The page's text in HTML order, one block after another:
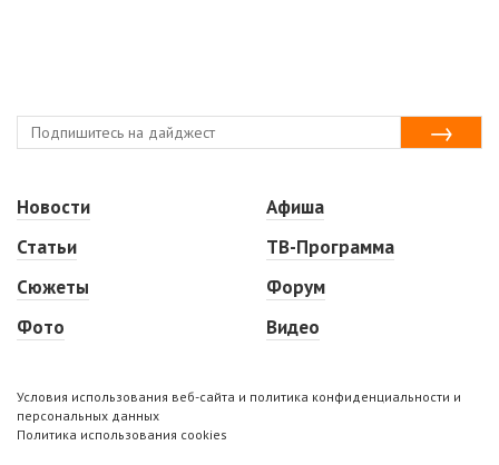
Новости
Статьи
Сюжеты
Фото
Афиша
ТВ-Программа
Форум
Видео
Условия использования веб-сайта и политика конфиденциальности и
персональных данных
Политика использования cookies